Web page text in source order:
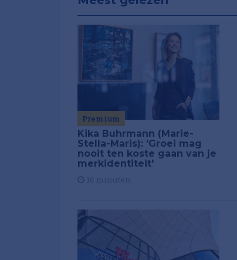
Premium
Kika Buhrmann (Marie-
Stella-Maris): 'Groei mag
nooit ten koste gaan van je
merkidentiteit'